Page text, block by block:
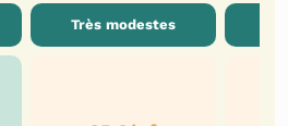
Très modestes